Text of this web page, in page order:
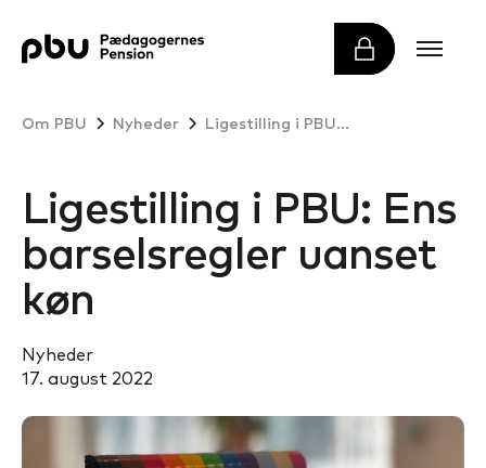
Om PBU Nyheder Ligestilling i PBU: Ens barselsregler uanset køn
Ligestilling i PBU: Ens
barselsregler uanset
køn
Nyheder
17. august 2022